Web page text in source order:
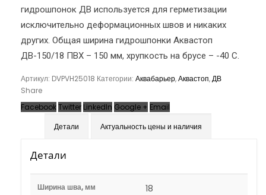
гидрошпонок ДВ используется для герметизации
исключительно деформационных швов и никаких
других. Общая ширина гидрошпонки Аквастоп
ДВ-150/18 ПВХ – 150 мм, хрупкость на брусе – -40 С.
Артикул: DVPVH25018 Категории: Аквабарьер,Аквастоп,ДВ
Share
FacebookTwitter LinkedIn Google + Email
Детали
Актуальность цены и наличия
Детали
Ширина шва, мм 18